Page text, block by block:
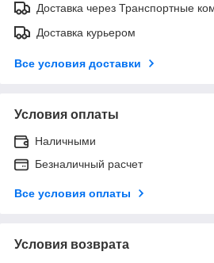
Доставка через Транспортные
Доставка курьером
Все условия доставки
Условия оплаты
Наличными
Безналичный расчет
Все условия оплаты
Условия возврата